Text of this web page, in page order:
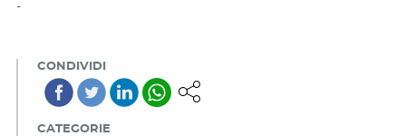
-
CONDIVIDI
CATEGORIE